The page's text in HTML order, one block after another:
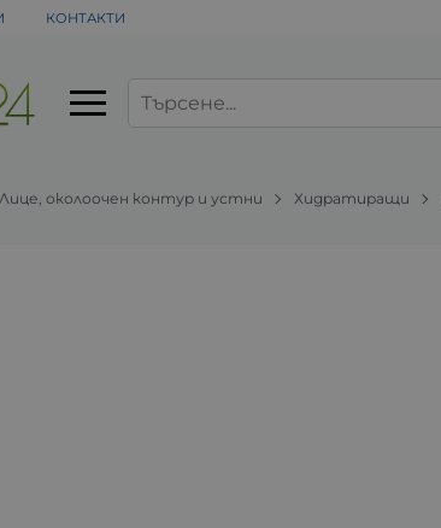
КОНТАКТИ
Лице, околоочен контур и устни Хидратиращи